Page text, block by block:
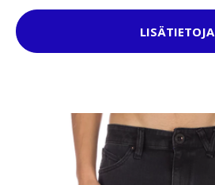
LISÄTIETOJA